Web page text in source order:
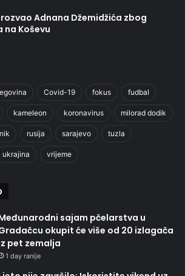
Adnana Džemidžića zbog
na Koševu
Covid-19 fokus fudbal
kameleon koronavirus milorad dodik
rusija sarajevo tuzla
ukrajina vrijeme
sajam pčelarstva u
okupit će više od 20 izlagača
pet zemalja
1 day ranije